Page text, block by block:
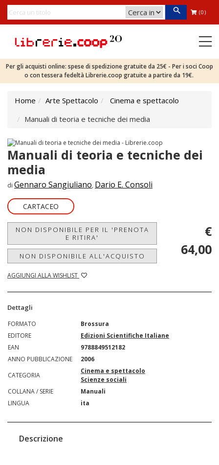
(0)
Per gli acquisti online: spese di spedizione gratuite da 25€ - Per i soci Coop
o con tessera fedeltà Librerie.coop gratuite a partire da 19€.
Home Arte Spettacolo
Cinema e spettacolo
Manuali di teoria e tecniche dei media
Manuali di teoria e tecniche dei
media
di Gennaro Sangiuliano, Dario E. Consoli
CARTACEO
NON DISPONIBILE PER IL 'PRENOTA
E RITIRA'
NON DISPONIBILE ALL'ACQUISTO
AGGIUNGI ALLA WISHLIST
€
64,00
Dettagli
FORMATO
Brossura
EDITORE
Edizioni Scientifiche Italiane
EAN
9788849512182
ANNO PUBBLICAZIONE
2006
CATEGORIA
Cinema e spettacolo
Scienze sociali
COLLANA / SERIE
Manuali
LINGUA
ita
Descrizione